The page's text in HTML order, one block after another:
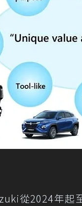
從2024年起